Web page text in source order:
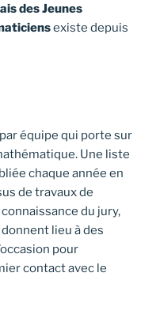
des Jeunes
existe depuis
équipe qui porte sur
Une liste
chaque année en
de travaux de
du jury,
lieu à des
pour
contact avec le